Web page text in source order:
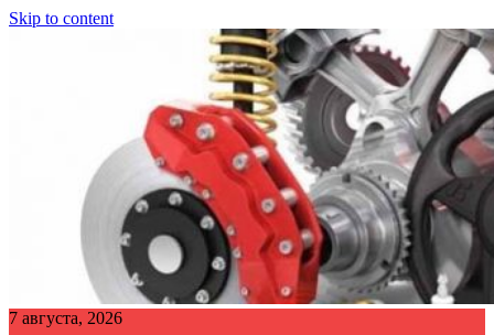
Skip to content
7 августа, 2026